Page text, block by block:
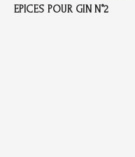
EPICES POUR GIN N°2